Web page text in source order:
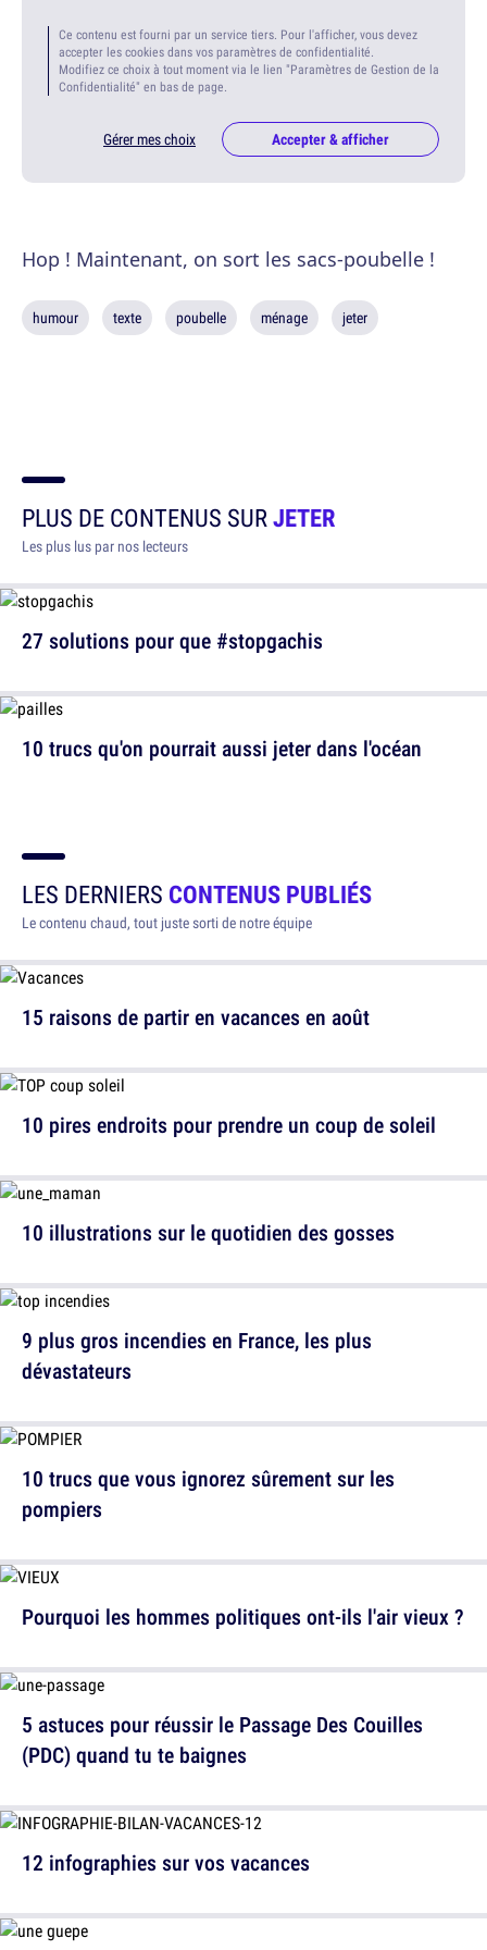
Ce contenu est fourni par un service tiers. Pour l'afficher, vous devez
accepter les cookies dans vos paramètres de confidentialité.
Modifiez ce choix à tout moment via le lien "Paramètres de Gestion de la
Confidentialité" en bas de page.
Gérer mes choix Accepter & afficher
Hop ! Maintenant, on sort les sacs-poubelle !
humour texte poubelle ménage jeter
PLUS DE CONTENUS SURJETER
Les plus lus par nos lecteurs
10 trucs qu'on pourrait aussi jeter dans l'océan
27 solutions pour que #stopgachis
LES DERNIERS CONTENUS PUBLIÉS
Le contenu chaud, tout juste sorti de notre équipe
15 raisons de partir en vacances en août
10 illustrations sur le quotidien des gosses
10 trucs que vous ignorez sûrement sur les
pompiers
5 astuces pour réussir le Passage Des Couilles
(PDC) quand tu te baignes
10 pires endroits pour prendre un coup de soleil
9 plus gros incendies en France, les plus
dévastateurs
Pourquoi les hommes politiques ont-ils l'air vieux ?
12 infographies sur vos vacances